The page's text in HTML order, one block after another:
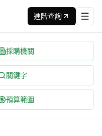
進階查詢
採購機關
關鍵字
預算範圍
人安全改善工程 招標公
招標方式：公開招標 |